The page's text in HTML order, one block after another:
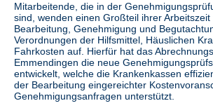
Mitarbeitende, die in der
sind, wenden einen Großteil ihrer
Bearbeitung, Genehmigung und
Verordnungen der Hilfsmittel, Häuslichen
Fahrkosten auf. Hierfür hat das
Emmendingen die neue
entwickelt, welche die Krankenkassen
der Bearbeitung eingereichter
Genehmigungsanfragen unterstützt.